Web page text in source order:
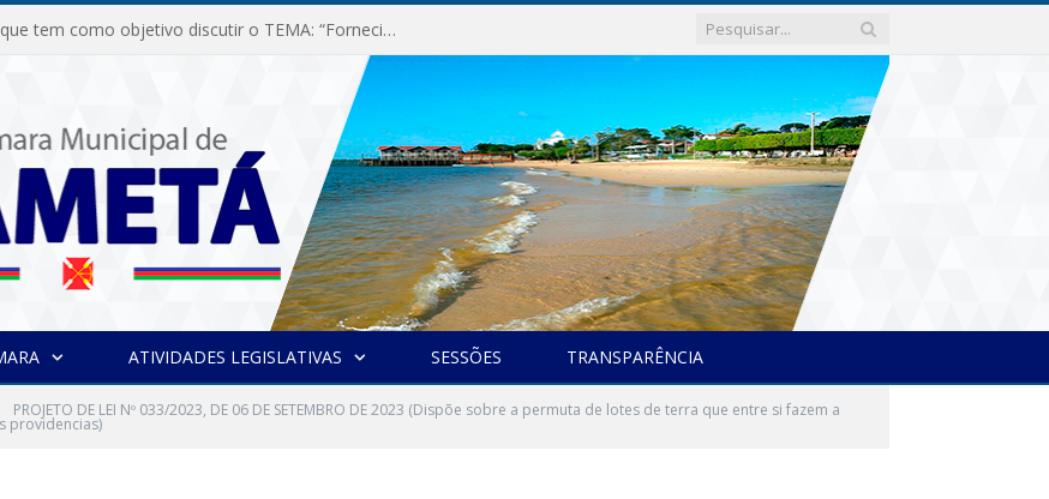
Audiência Pública que tem como objetivo discutir o TEMA: “Fornecimento de Energia Elétrica em Debate: Tarifas, Qualidade e Atendimento dos Serviços”
ATIVIDADES LEGISLATIVAS SESSÕES TRANSPARÊNCIA
PROJETO DE LEI Nº 033/2023, DE 06 DE SETEMBRO DE 2023 (Dispõe sobre a permuta de lotes de terra que entre si fazem a
providencias)